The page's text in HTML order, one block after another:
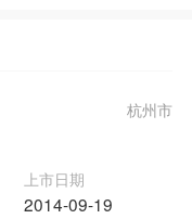
杭州市
上市日期
2014-09-19